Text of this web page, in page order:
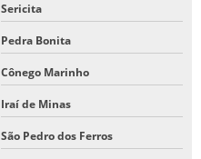
Sericita
Pedra Bonita
Cônego Marinho
Iraí de Minas
São Pedro dos Ferros